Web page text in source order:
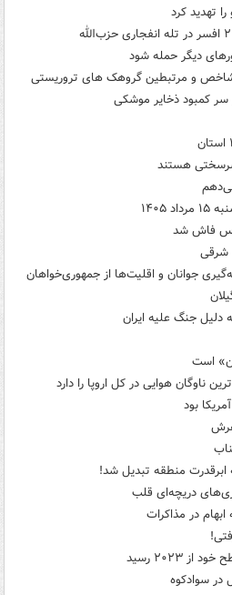
تهدید کرد
دیگر حمله شود
کمبود ذخایر موشکی
سرسختی هستند
شرقی
جوانان و اقلیت‌ها از جمهوری‌خواهان
جنگ علیه ایران
است
ناوگان هوایی در کل اروپا را دارد
بود
به ابرقدرت منطقه تبدیل شد!
دریچه‌ای قلب
در مذاکرات
۲۰۲۳ رسید
در سوادکوه